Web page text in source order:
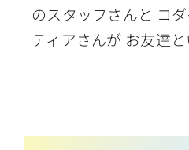
のスタッフさんと コ
ティアさんが お友達